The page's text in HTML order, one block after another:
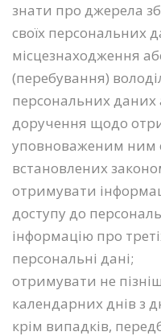
знати про джерела
своїх персональних
місцезнаходження
(перебування)
персональних даних
доручення щодо
уповноваженим ним
встановлених
отримувати
доступу до
інформацію про
персональні дані;
отримувати не
календарних днів з
крім випадків,